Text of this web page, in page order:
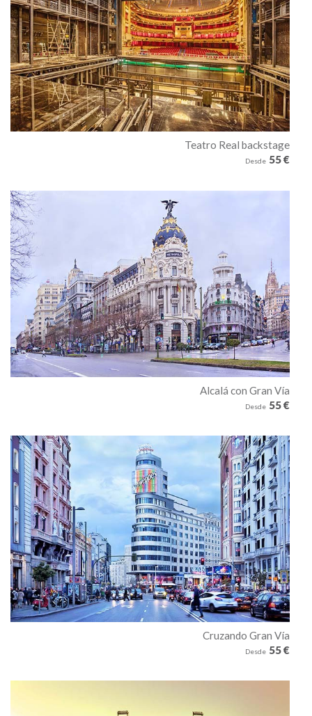
Teatro Real backstage
Desde 55 €
Alcalá con Gran Vía
Desde 55 €
Cruzando Gran Vía
Desde 55 €